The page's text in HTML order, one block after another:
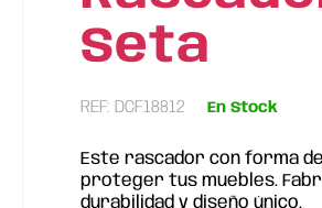
Seta
REF: DCF18812 En Stock
Este rascador con forma
proteger tus muebles.
durabilidad y diseño único.